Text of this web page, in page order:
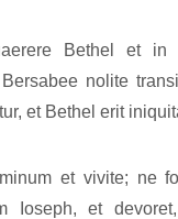
Bethel et in
nolite
et Bethel erit
et vivite; ne
Ioseph, et